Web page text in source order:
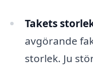
Takets
avgörande
storlek. Ju